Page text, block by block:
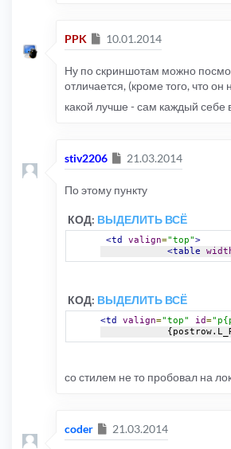
PPK Сообщение
10.01.2014
Ну по скриншотам можно
отличается, (кроме того, что он
какой лучше - сам каждый себе
stiv2206 Сообщение
21.03.2014
По этому пункту
КОД: ВЫДЕЛИТЬ ВСЁ
<td valign="top">
<table
КОД: ВЫДЕЛИТЬ ВСЁ
<td valign="top" id=
со стилем не то пробовал на
coder Сообщение
21.03.2014